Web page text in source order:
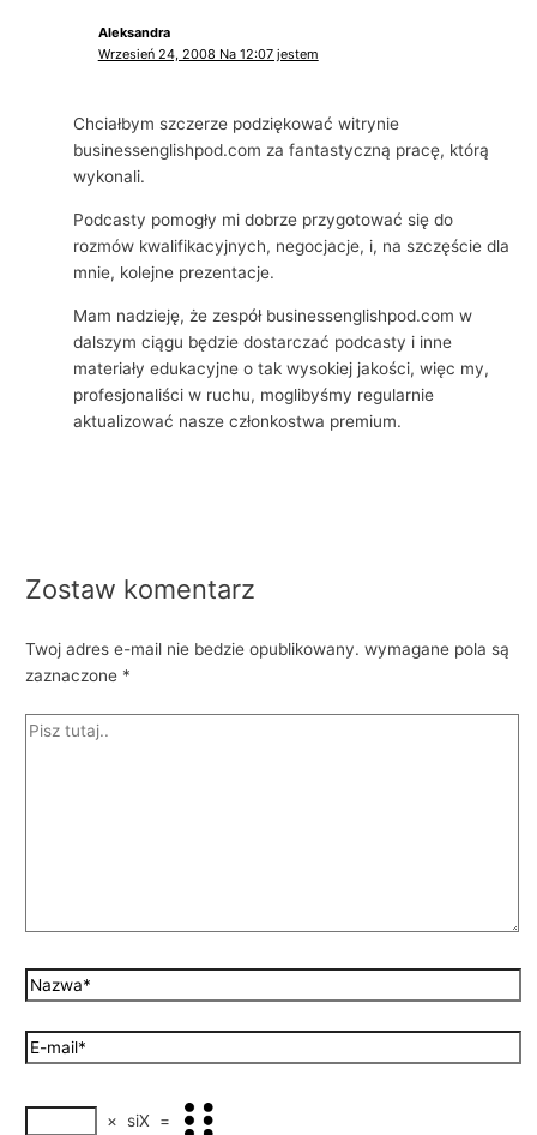
Aleksandra
Wrzesień 24, 2008 Na 12:07 jestem
Chciałbym szczerze podziękować witrynie
businessenglishpod.com za fantastyczną pracę, którą
wykonali.
Podcasty pomogły mi dobrze przygotować się do
rozmów kwalifikacyjnych, negocjacje, i, na szczęście dla
mnie, kolejne prezentacje.
Mam nadzieję, że zespół businessenglishpod.com w
dalszym ciągu będzie dostarczać podcasty i inne
materiały edukacyjne o tak wysokiej jakości, więc my,
profesjonaliści w ruchu, moglibyśmy regularnie
aktualizować nasze członkostwa premium.
Zostaw komentarz
Twoj adres e-mail nie bedzie opublikowany. wymagane pola są
zaznaczone *
× siX =